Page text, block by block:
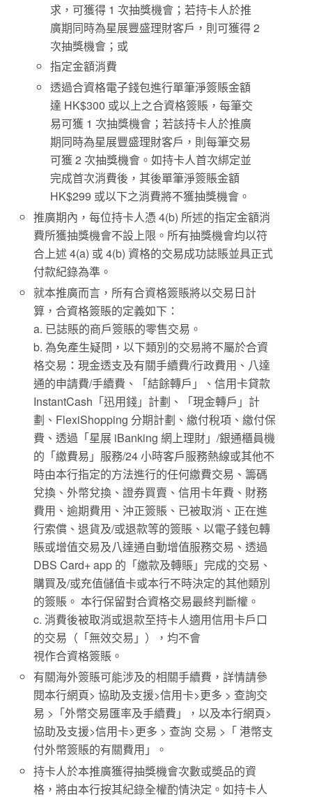
求，可獲得 1 次抽獎機會；若持卡人於推
廣期同時為星展豐盛理財客戶，則可獲得 2
次抽獎機會；或
指定金額消費
透過合資格電子錢包進行單筆淨簽賬金額
達 HK$300 或以上之合資格簽賬，每筆交
易可獲 1 次抽獎機會；若該持卡人於推廣
期同時為星展豐盛理財客戶，則每筆交易
可獲 2 次抽獎機會。如持卡人首次綁定並
完成首次消費後，其後單筆淨簽賬金額
HK$299 或以下之消費將不獲抽獎機會。
推廣期內，每位持卡人憑 4(b) 所述的指定金額消
費所獲抽獎機會不設上限。所有抽獎機會均以符
合上述 4(a) 或 4(b) 資格的交易成功誌賬並具正式
付款紀錄為準。
就本推廣而言，所有合資格簽賬將以交易日計
算，合資格簽賬的定義如下：
a. 已誌賬的商戶簽賬的零售交易。
b. 為免產生疑問，以下類別的交易將不屬於合資
格交易：現金透支及有關手續費/行政費用、八達
通的申請費/手續費、「結餘轉戶」、信用卡貸款
InstantCash「迅用錢」計劃、「現金轉戶」計
劃、FlexiShopping 分期計劃、繳付稅項、繳付保
費、透過「星展 iBanking 網上理財」/銀通櫃員機
的「繳費易」服務/24 小時客戶服務熱線或其他不
時由本行指定的方法進行的任何繳費交易、籌碼
兌換、外幣兌換、證券買賣、信用卡年費、財務
費用、逾期費用、沖正簽賬、已被取消、正在進
行索償、退貨及/或退款等的簽賬、以電子錢包轉
賬或增值交易及八達通自動增值服務交易、透過
DBS Card+ app 的「繳款及轉賬」完成的交易、
購買及/或充值儲值卡或本行不時決定的其他類別
的簽賬。 本行保留對合資格交易最終判斷權。
c. 消費後被取消或退款至持卡人適用信用卡戶口
的交易（「無效交易」），均不會
視作合資格簽賬。
有關海外簽賬可能涉及的相關手續費，詳情請參
閱本行網頁> 協助及支援>信用卡>更多 > 查詢交
易 >「外幣交易匯率及手續費」，以及本行網頁>
協助及支援>信用卡>更多 > 查詢 交易 >「 港幣支
付外幣簽賬的有關費用」。
持卡人於本推廣獲得抽獎機會次數或奬品的資
格，將由本行按其紀錄全權酌情決定。如持卡人